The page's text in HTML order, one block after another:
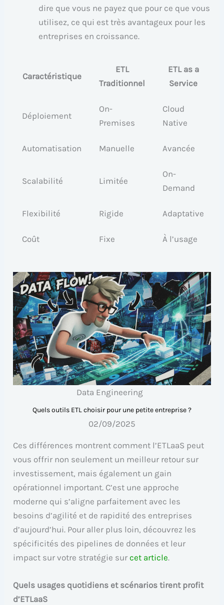
dire que vous ne payez que pour ce que vous
utilisez, ce qui est très avantageux pour les
entreprises en croissance.
Caractéristique
ETL
Traditionnel
ETL as a
Service
Déploiement
On-
Premises
Cloud
Native
Automatisation Manuelle Avancée
Scalabilité Limitée
On-
Demand
Flexibilité Rigide Adaptative
Coût Fixe À l’usage
Data Engineering
Quels outils ETL choisir pour une petite entreprise ?
02/09/2025
Ces différences montrent comment l’ETLaaS peut
vous offrir non seulement un meilleur retour sur
investissement, mais également un gain
opérationnel important. C’est une approche
moderne qui s’aligne parfaitement avec les
besoins d’agilité et de rapidité des entreprises
d’aujourd’hui. Pour aller plus loin, découvrez les
spécificités des pipelines de données et leur
impact sur votre stratégie surcet article.
Quels usages quotidiens et scénarios tirent profit
d’ETLaaS